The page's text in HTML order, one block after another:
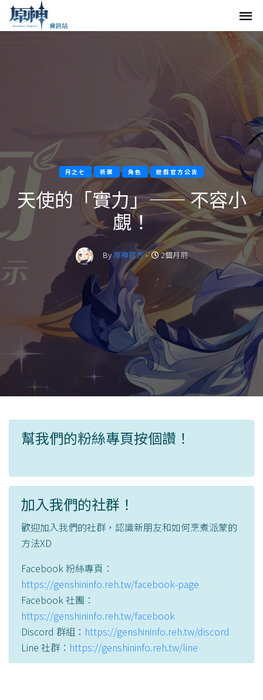
月之七 祈願 角色 遊戲官方公告
天使的「實力」—— 不容小
覷！
By原神官方- 2個月前
幫我們的粉絲專頁按個讚！
加入我們的社群！
歡迎加入我們的社群，認識新朋友和如何烹煮派蒙的
方法XD
Facebook 粉絲專頁：
https://genshininfo.reh.tw/facebook-page
Facebook 社團：
https://genshininfo.reh.tw/facebook
Discord 群組： https://genshininfo.reh.tw/discord
Line 社群： https://genshininfo.reh.tw/line